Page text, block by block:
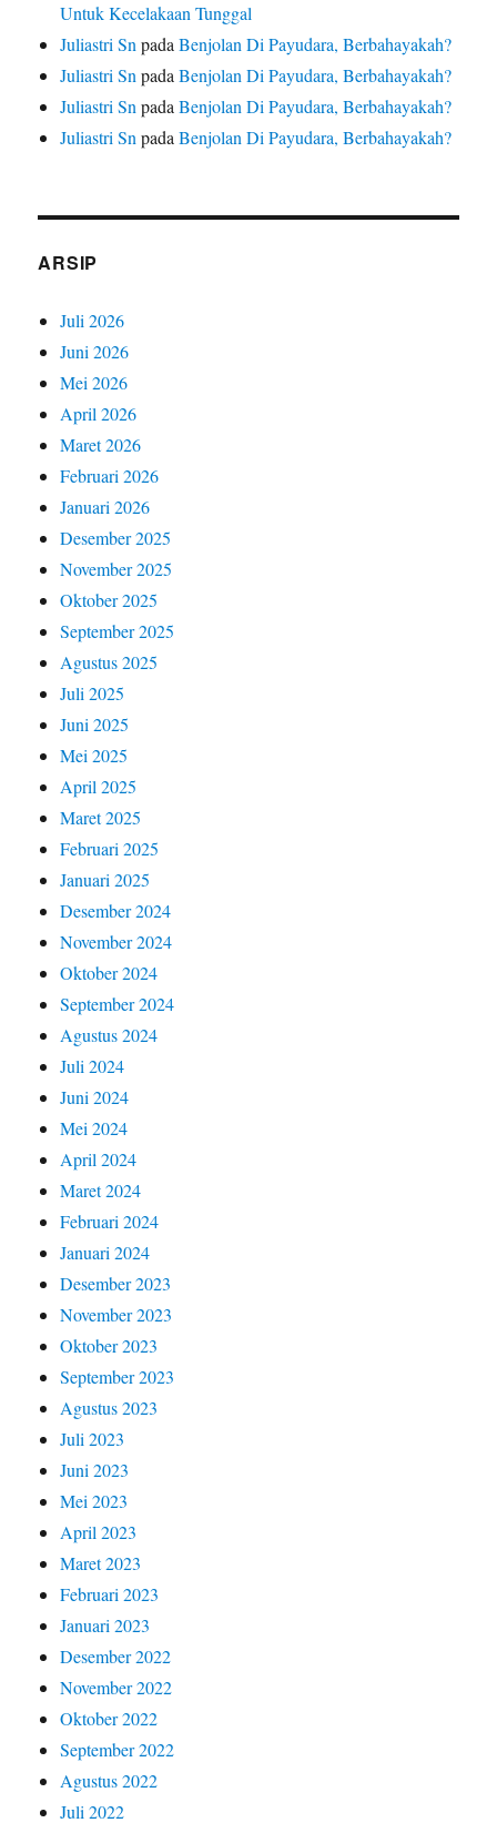
Untuk Kecelakaan Tunggal
Juliastri SnpadaBenjolan Di Payudara, Berbahayakah?
Juliastri SnpadaBenjolan Di Payudara, Berbahayakah?
Juliastri SnpadaBenjolan Di Payudara, Berbahayakah?
Juliastri SnpadaBenjolan Di Payudara, Berbahayakah?
ARSIP
Juli 2026
Juni 2026
Mei 2026
April 2026
Maret 2026
Februari 2026
Januari 2026
Desember 2025
November 2025
Oktober 2025
September 2025
Agustus 2025
Juli 2025
Juni 2025
Mei 2025
April 2025
Maret 2025
Februari 2025
Januari 2025
Desember 2024
November 2024
Oktober 2024
September 2024
Agustus 2024
Juli 2024
Juni 2024
Mei 2024
April 2024
Maret 2024
Februari 2024
Januari 2024
Desember 2023
November 2023
Oktober 2023
September 2023
Agustus 2023
Juli 2023
Juni 2023
Mei 2023
April 2023
Maret 2023
Februari 2023
Januari 2023
Desember 2022
November 2022
Oktober 2022
September 2022
Agustus 2022
Juli 2022